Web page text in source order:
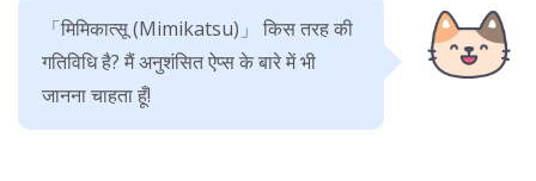
「मिमिकात्सू (Mimikatsu)」 किस तरह की
गतिविधि है? मैं अनुशंसित ऐप्स के बारे में भी
जानना चाहता हूँ!